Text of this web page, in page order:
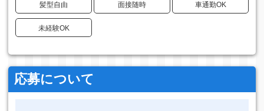
髪型自由 面接随時 車通勤OK
未経験OK
応募について